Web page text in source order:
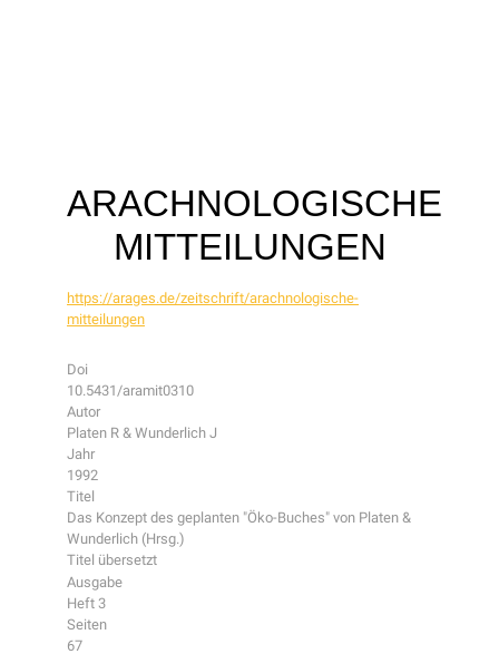
ARACHNOLOGISCHE
MITTEILUNGEN
https://arages.de/zeitschrift/arachnologische-
mitteilungen
Doi
10.5431/aramit0310
Autor
Platen R & Wunderlich J
Jahr
1992
Titel
Das Konzept des geplanten "Öko-Buches" von Platen &
Wunderlich (Hrsg.)
Titel übersetzt
Ausgabe
Heft 3
Seiten
67